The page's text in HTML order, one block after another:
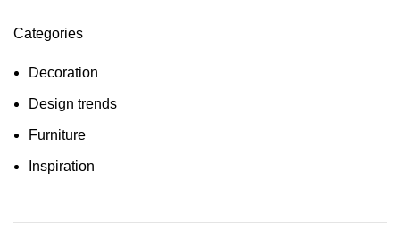
Categories
Decoration
Design trends
Furniture
Inspiration